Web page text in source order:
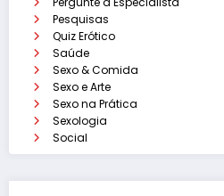
Pesquisas
Quiz Erótico
Saúde
Sexo & Comida
Sexo e Arte
Sexo na Prática
Sexologia
Social